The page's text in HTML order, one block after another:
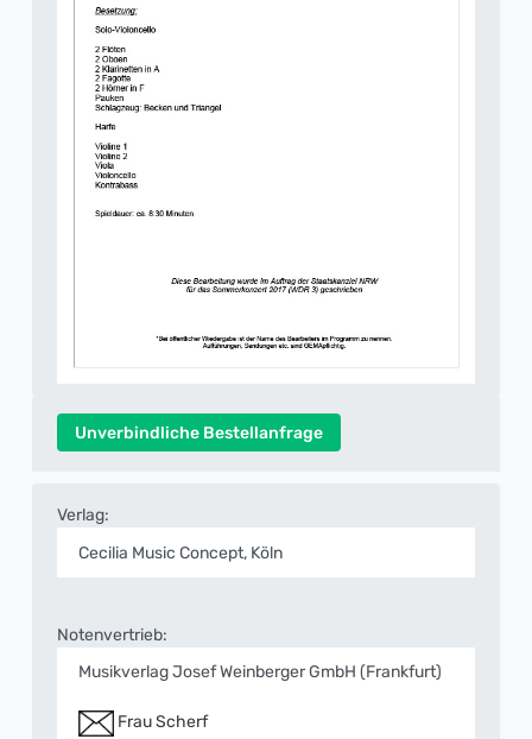
Unverbindliche Bestellanfrage
Verlag:
Cecilia Music Concept, Köln
Notenvertrieb:
Musikverlag Josef Weinberger GmbH (Frankfurt)
Frau Scherf